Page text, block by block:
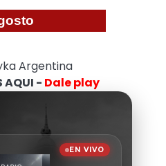
Argentina
AQUI - Dale play